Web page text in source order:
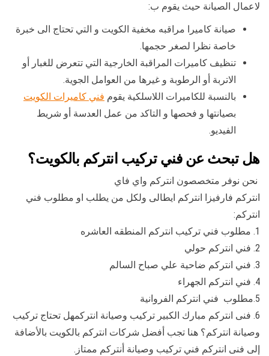
لاعمال الصيانة حيث يقوم ب:
صيانة كاميرا مراقبه مخفية الكويت و التي تحتاج الى خبرة
خاصة نظرا لصغر حجمها.
تنظيف كاميرات المراقبة الخارجية التي تتعرض للغبار أو
الاتربة أو الرطوبة و غيرها من العوامل الجوية.
بالنسبة للكاميرات اللاسلكية يقوم فني كاميرات الكويت
بصيانتها و فحصها و التاكد من عمل العدسة أو شريط
الفيديو.
هل تبحث عن فني تركيب انتركم بالكويت؟
نحن نوفر متخصصون انتركم واي فاي
انتركم فارفيزا انتركم ايطالى ولكل من يطلب او مطلوب فني
انتركم:
1. مطلوب فني تركيب انتركم المنطقه العاشره
2. فني انتركم حولي
3. فني انتركم ضاحية علي صباح السالم
4. فني انتركم الجهراء
5.مطلوب فني انتركم الفروانية
6. فنى انتركم مبارك الكبير تركيب وصيانة انتركمهل تحتاج تركيب
وصيانة انتركم؟ هنا تجب أفضل شركات انتركم بالكويت بالأضافة
إلى فنى انتركم فني تركيب وصيانة أنتركم ممتاز.